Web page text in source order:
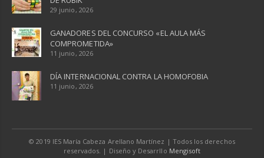
29 junio, 2026
GANADORES DEL CONCURSO «EL AULA MÁS
COMPROMETIDA»
11 junio, 2026
DÍA INTERNACIONAL CONTRA LA HOMOFOBIA
11 junio, 2026
© 2019 IES María Cabeza Arellano Martínez | Todos los derechos
reservados. | Diseño y Desarrllo Mengisoft